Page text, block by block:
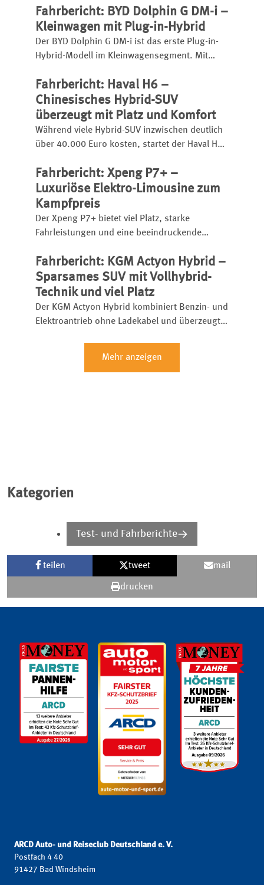
Fahreindruck im Überblick.
Fahrbericht: BYD Dolphin G DM-i –
Kleinwagen mit Plug-in-Hybrid
Der BYD Dolphin G DM-i ist das erste Plug-in-
Hybrid-Modell im Kleinwagensegment. Mit
bis zu 105 Kilometer, insgesamt kann er bis zu
1.040 Kilometer weit kommen.
Fahrbericht: Haval H6 –
Chinesisches Hybrid-SUV
überzeugt mit Platz und Komfort
Während viele Hybrid-SUV inzwischen deutlich
über 40.000 Euro kosten, startet der Haval H6
Fahrbericht: Xpeng P7+ –
Luxuriöse Elektro-Limousine zum
Kampfpreis
Der Xpeng P7+ bietet viel Platz, starke
Fahrleistungen und eine beeindruckende
Limousine startet bereits ab 46.600 Euro und
setzt etablierte Rivalen unter Druck.
Fahrbericht: KGM Actyon Hybrid –
Sparsames SUV mit Vollhybrid-
Technik und viel Platz
Der KGM Actyon Hybrid kombiniert Benzin- und
Elektroantrieb ohne Ladekabel und überzeugt
Mehr anzeigen
Kategorien
Test- und Fahrberichte
teilen tweet mail
drucken
ARCD Auto- und Reiseclub Deutschland e. V.
Postfach 4 40
91427 Bad Windsheim